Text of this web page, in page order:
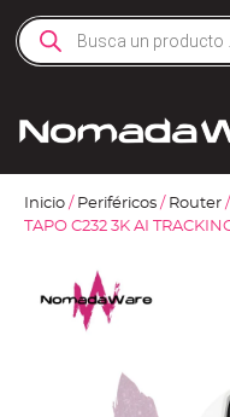
Inicio / Periféricos / Router
TAPO C232 3K AI